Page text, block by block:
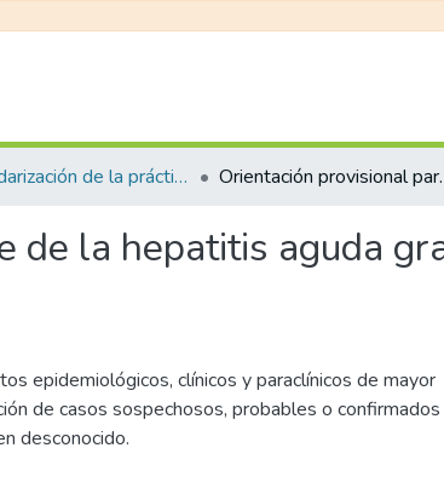
Estandarización de la práctica clínica Orientación provisional
de la hepatitis aguda
epidemiológicos, clínicos y paraclínicos de mayor
de casos sospechosos, probables o confirmados
desconocido.